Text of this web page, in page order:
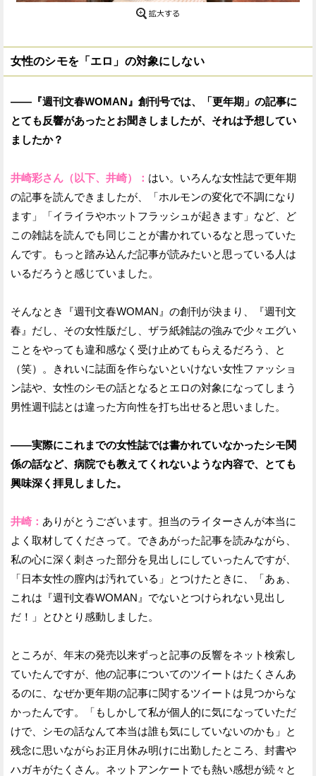
女性のシモを「エロ」の対象にしない
——『週刊文春WOMAN』創刊号では、「更年期」の記事に
とても反響があったとお聞きしましたが、それは予想してい
ましたか？
井崎彩さん（以下、井崎）： はい。いろんな女性誌で更年期
の記事を読んできましたが、「ホルモンの変化で不調になり
ます」「イライラやホットフラッシュが起きます」など、ど
この雑誌を読んでも同じことが書かれているなと思っていた
んです。もっと踏み込んだ記事が読みたいと思っている人は
いるだろうと感じていました。
そんなとき『週刊文春WOMAN』の創刊が決まり、『週刊文
春』だし、その女性版だし、ザラ紙雑誌の強みで少々エグい
ことをやっても違和感なく受け止めてもらえるだろう、と
（笑）。きれいに誌面を作らないといけない女性ファッショ
ン誌や、女性のシモの話となるとエロの対象になってしまう
男性週刊誌とは違った方向性を打ち出せると思いました。
——実際にこれまでの女性誌では書かれていなかったシモ関
係の話など、病院でも教えてくれないような内容で、とても
興味深く拝見しました。
井崎： ありがとうございます。担当のライターさんが本当に
よく取材してくださって。できあがった記事を読みながら、
私の心に深く刺さった部分を見出しにしていったんですが、
「日本女性の膣内は汚れている」とつけたときに、「あぁ、
これは『週刊文春WOMAN』でないとつけられない見出し
だ！」とひとり感動しました。
ところが、年末の発売以来ずっと記事の反響をネット検索し
ていたんですが、他の記事についてのツイートはたくさんあ
るのに、なぜか更年期の記事に関するツイートは見つからな
かったんです。「もしかして私が個人的に気になっていただ
けで、シモの話なんて本当は誰も気にしていないのかも」と
残念に思いながらお正月休み明けに出勤したところ、封書や
ハガキがたくさん。ネットアンケートでも熱い感想が続々と